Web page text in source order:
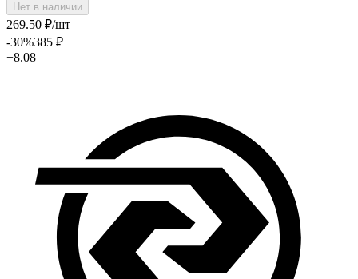
Нет в наличии
269.50 ₽/шт
-30%385 ₽
+8.08